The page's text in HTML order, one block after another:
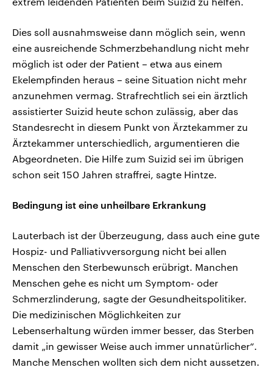
Dies soll ausnahmsweise dann möglich sein, wenn
eine ausreichende Schmerzbehandlung nicht mehr
möglich ist oder der Patient – etwa aus einem
Ekelempfinden heraus – seine Situation nicht mehr
anzunehmen vermag. Strafrechtlich sei ein ärztlich
assistierter Suizid heute schon zulässig, aber das
Standesrecht in diesem Punkt von Ärztekammer zu
Ärztekammer unterschiedlich, argumentieren die
Abgeordneten. Die Hilfe zum Suizid sei im übrigen
schon seit 150 Jahren straffrei, sagte Hintze.
Bedingung ist eine unheilbare Erkrankung
Lauterbach ist der Überzeugung, dass auch eine gute
Hospiz- und Palliativversorgung nicht bei allen
Menschen den Sterbewunsch erübrigt. Manchen
Menschen gehe es nicht um Symptom- oder
Schmerzlinderung, sagte der Gesundheitspolitiker.
Die medizinischen Möglichkeiten zur
Lebenserhaltung würden immer besser, das Sterben
damit „in gewisser Weise auch immer unnatürlicher“.
Manche Menschen wollten sich dem nicht aussetzen.